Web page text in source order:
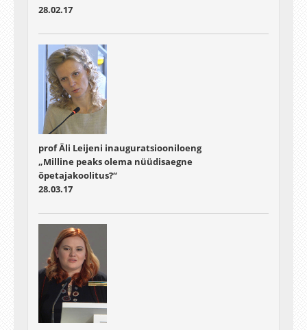
28.02.17
prof Äli Leijeni inauguratsiooniloeng
„Milline peaks olema nüüdisaegne
õpetajakoolitus?“
28.03.17